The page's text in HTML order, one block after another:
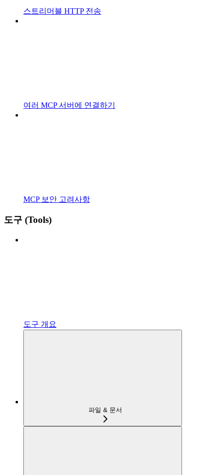
스트리머블 HTTP 전송
여러 MCP 서버에 연결하기
MCP 보안 고려사항
도구 (Tools)
도구 개요
파일 & 문서